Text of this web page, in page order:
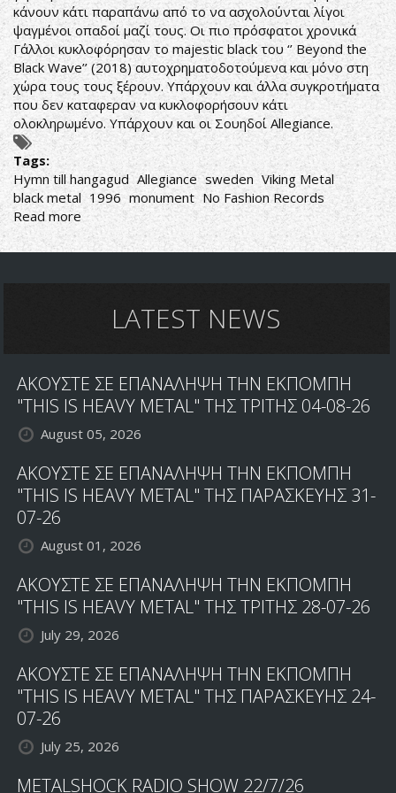
κάνουν κάτι παραπάνω από το να ασχολούνται λίγοι
ψαγμένοι οπαδοί μαζί τους. Οι πιο πρόσφατοι χρονικά
Γάλλοι κυκλοφόρησαν το majestic black του ‘’ Beyond the
Black Wave’’ (2018) αυτοχρηματοδοτούμενα και μόνο στη
χώρα τους τους ξέρουν. Υπάρχουν και άλλα συγκροτήματα
που δεν καταφεραν να κυκλοφορήσουν κάτι
ολοκληρωμένο. Υπάρχουν και οι Σουηδοί Allegiance.
Tags:
Hymn till hangagud Allegiance sweden Viking Metal
black metal 1996 monument No Fashion Records
Read more about
Allegiance-
Hymn
LATEST NEWS
ΑΚΟΥΣΤΕ ΣΕ ΕΠΑΝΑΛΗΨΗ ΤΗΝ ΕΚΠΟΜΠΗ
"THIS IS HEAVY METAL" ΤΗΣ ΤΡΙΤΗΣ 04-08-26
August 05, 2026
ΑΚΟΥΣΤΕ ΣΕ ΕΠΑΝΑΛΗΨΗ ΤΗΝ ΕΚΠΟΜΠΗ
"THIS IS HEAVY METAL" ΤΗΣ ΠΑΡΑΣΚΕΥΗΣ 31-
07-26
August 01, 2026
ΑΚΟΥΣΤΕ ΣΕ ΕΠΑΝΑΛΗΨΗ ΤΗΝ ΕΚΠΟΜΠΗ
"THIS IS HEAVY METAL" ΤΗΣ ΤΡΙΤΗΣ 28-07-26
July 29, 2026
ΑΚΟΥΣΤΕ ΣΕ ΕΠΑΝΑΛΗΨΗ ΤΗΝ ΕΚΠΟΜΠΗ
"THIS IS HEAVY METAL" ΤΗΣ ΠΑΡΑΣΚΕΥΗΣ 24-
07-26
July 25, 2026
METALSHOCK RADIO SHOW 22/7/26